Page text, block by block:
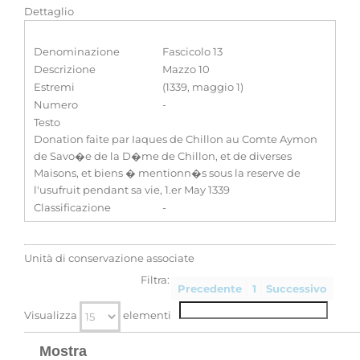
Dettaglio
Denominazione
Fascicolo 13
Descrizione
Mazzo 10
Estremi
(1339, maggio 1)
Numero
-
Testo
Donation faite par Iaques de Chillon au Comte Aymon
de Savo�e de la D�me de Chillon, et de diverses
Maisons, et biens � mentionn�s sous la reserve de
l'usufruit pendant sa vie, 1.er May 1339
Classificazione
-
Unità di conservazione associate
Precedente 1 Successivo
Visualizza elementi
Filtra:
Mostra